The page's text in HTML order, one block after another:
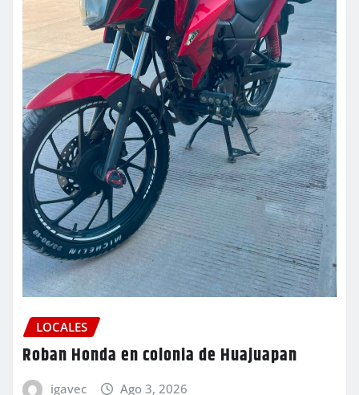
LOCALES
Roban Honda en colonia de Huajuapan
igavec Ago 3, 2026